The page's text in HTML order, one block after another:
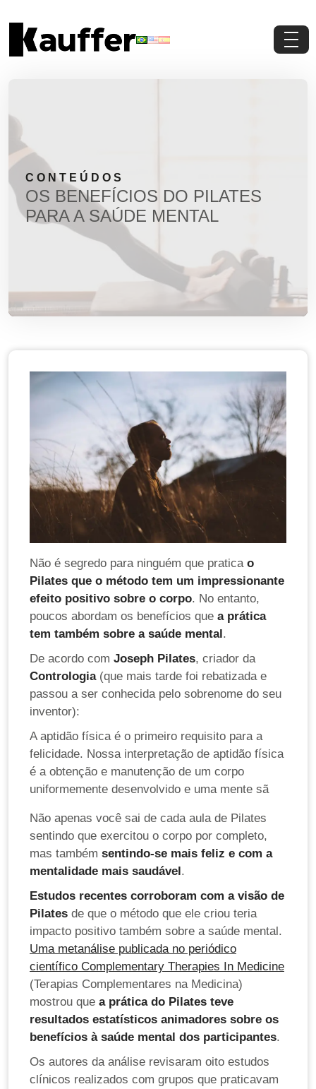
Materiais Gratuitos
Solicite um Orçamento
CONTEÚDOS
OS BENEFÍCIOS DO PILATES
PARA A SAÚDE MENTAL
Não é segredo para ninguém que pratica o
Pilates que o método tem um impressionante
efeito positivo sobre o corpo. No entanto,
poucos abordam os benefícios que a prática
tem também sobre a saúde mental.
De acordo com Joseph Pilates, criador da
Contrologia(que mais tarde foi rebatizada e
passou a ser conhecida pelo sobrenome do seu
inventor):
A aptidão física é o primeiro requisito para a
felicidade. Nossa interpretação de aptidão física
é a obtenção e manutenção de um corpo
uniformemente desenvolvido e uma mente sã
Não apenas você sai de cada aula de Pilates
sentindo que exercitou o corpo por completo,
mas também sentindo-se mais feliz e com a
mentalidade mais saudável.
Estudos recentes corroboram com a visão de
Pilates de que o método que ele criou teria
impacto positivo também sobre a saúde mental.
Uma metanálise publicada no periódico
científico Complementary Therapies In Medicine
(Terapias Complementares na Medicina)
mostrou que a prática do Pilates teve
resultados estatísticos animadores sobre os
benefícios à saúde mental dos participantes.
Os autores da análise revisaram oito estudos
clínicos realizados com grupos que praticavam